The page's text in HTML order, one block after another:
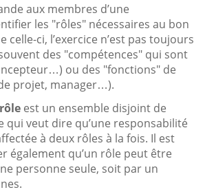
aux membres d’une
les "rôles" nécessaires au bon
ci, l’exercice n’est pas toujours
des "compétences" qui sont
ou des "fonctions" de
projet, manager…).
rôle est un ensemble disjoint de
qui veut dire qu’une responsabilité
à deux rôles à la fois. Il est
également qu’un rôle peut être
personne seule, soit par un